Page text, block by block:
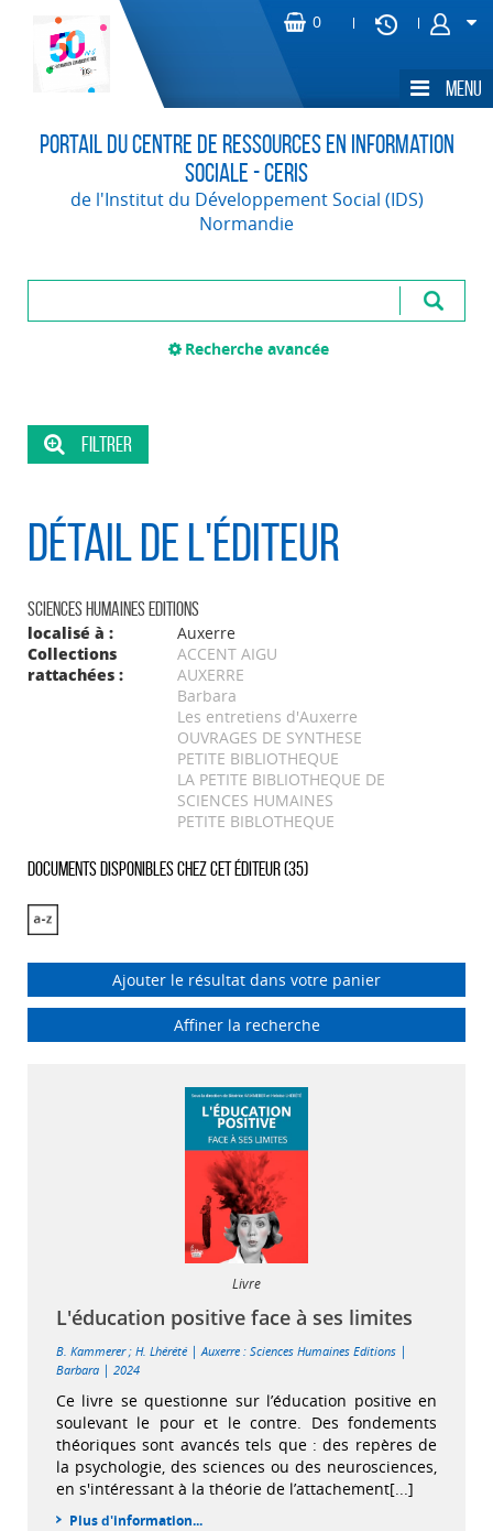
Portail du Centre de Ressources en Information
Sociale - CERIS
de l'Institut du Développement Social (IDS)
Normandie
Recherche avancée
Détail de l'éditeur
Sciences Humaines Editions
localisé à :
Auxerre
Collections
rattachées :
ACCENT AIGU
AUXERRE
Barbara
Les entretiens d'Auxerre
OUVRAGES DE SYNTHESE
PETITE BIBLIOTHEQUE
LA PETITE BIBLIOTHEQUE DE
SCIENCES HUMAINES
PETITE BIBLOTHEQUE
Documents disponibles chez cet éditeur (35)
Ajouter le résultat dans votre panier
Affiner la recherche
Livre
L'éducation positive face à ses limites
B. Kammerer; H. Lhérété |Auxerre : Sciences Humaines Editions |
Barbara | 2024
Ce livre se questionne sur l’éducation positive en
soulevant le pour et le contre. Des fondements
théoriques sont avancés tels que : des repères de
la psychologie, des sciences ou des neurosciences,
en s'intéressant à la théorie de l’attachement[...]
Plus d'information...